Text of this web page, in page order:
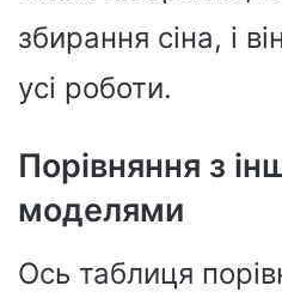
збирання сіна, і
усі роботи.
Порівняння з
моделями
Ось таблиця